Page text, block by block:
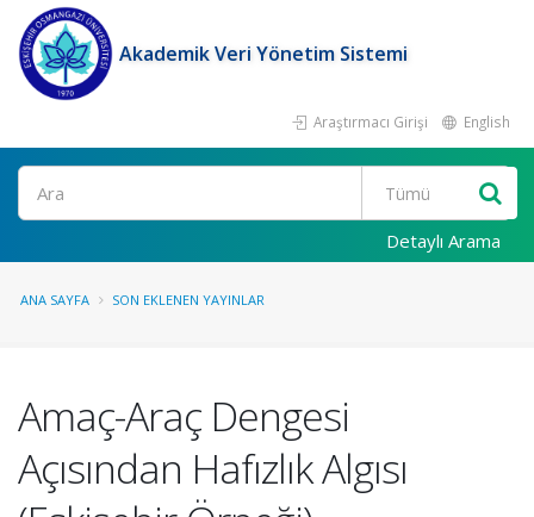
Akademik Veri Yönetim Sistemi
Araştırmacı Girişi English
Ara
Detaylı Arama
ANA SAYFA SON EKLENEN YAYINLAR
Amaç-Araç Dengesi
Açısından Hafızlık Algısı